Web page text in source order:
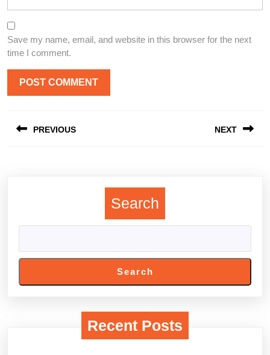
Save my name, email, and website in this browser for the next
time I comment.
navigation
PREVIOUS NEXT
Search
Search
Recent Posts